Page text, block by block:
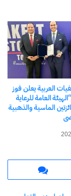
العربية يعلن فوز
العامة للرعاية
الماسية والذهبية